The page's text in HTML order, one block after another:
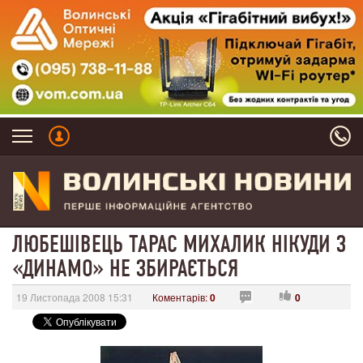
ЛЮБЕШІВЕЦЬ ТАРАС МИХАЛИК НІКУДИ З
«ДИНАМО» НЕ ЗБИРАЄТЬСЯ
19 Листопада 2008 15:31 Коментарів:0 0